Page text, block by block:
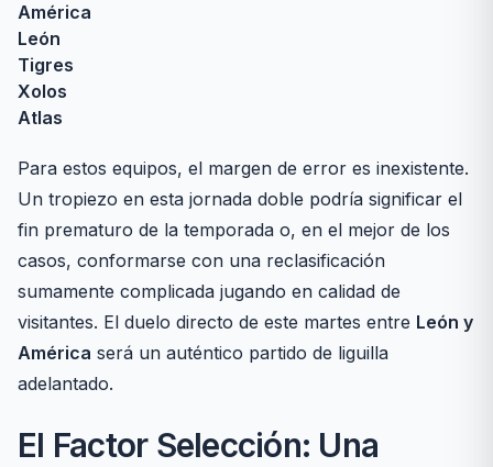
América
León
Tigres
Xolos
Atlas
Para estos equipos, el margen de error es inexistente.
Un tropiezo en esta jornada doble podría significar el
fin prematuro de la temporada o, en el mejor de los
casos, conformarse con una reclasificación
sumamente complicada jugando en calidad de
visitantes. El duelo directo de este martes entre León y
América será un auténtico partido de liguilla
adelantado.
El Factor Selección: Una